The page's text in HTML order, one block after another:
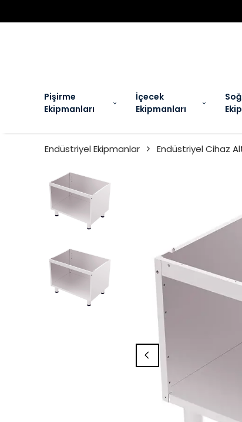
Pişirme
Ekipmanları
İçecek
Ekipmanları
Endüstriyel Ekipmanlar Endüstriyel Cihaz